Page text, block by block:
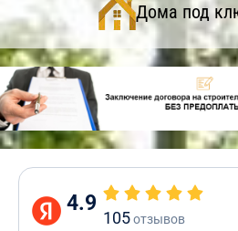
Дома под
4.9
105отзывов